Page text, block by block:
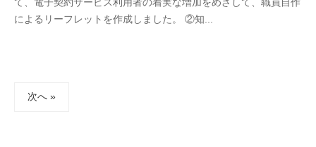
て、電子契約サービス利用者の着実な増加をめざして、職員自作
によるリーフレットを作成しました。 ②知...
次へ »